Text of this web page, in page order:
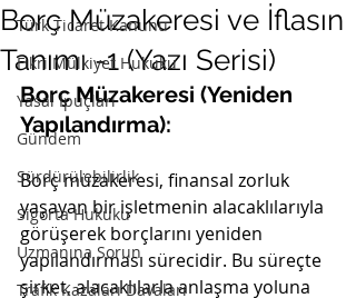
Türk Ticaret Kanunu
Fikri Mülkiyet Hukuku
Yasal İpuçları
Gündem
Sürdürülebilirlik
Sigorta Hukuku
Uzmanına Sorun
Trafik Kazaları Davaları
Borç Müzakeresi ve İflasın
Tanımı -1 (Yazı Serisi)
Borç Müzakeresi (Yeniden
Yapılandırma):
Borç müzakeresi, finansal zorluk
yaşayan bir işletmenin alacaklılarıyla
görüşerek borçlarını yeniden
yapılandırması sürecidir. Bu süreçte
şirket, alacaklılarla anlaşma yoluna